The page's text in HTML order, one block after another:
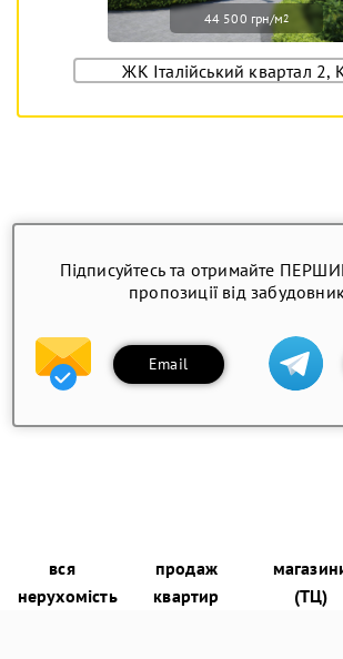
44 500 грн/м2
ЖК Італійський квартал 2,
Підписуйтесь та отримайте
пропозиції від
Email
вся
нерухомість
продаж
квартир
(ТЦ)